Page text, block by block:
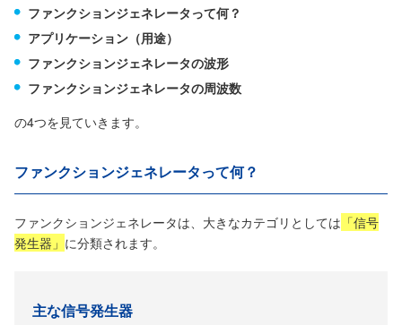
ファンクションジェネレータって何？
アプリケーション（用途）
ファンクションジェネレータの波形
ファンクションジェネレータの周波数
の4つを見ていきます。
ファンクションジェネレータって何？
ファンクションジェネレータは、大きなカテゴリとしては 「信号
発生器」 に分類されます。
主な信号発生器